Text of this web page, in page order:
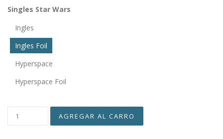
Singles Star Wars
Ingles
Ingles Foil
Hyperspace
Hyperspace Foil